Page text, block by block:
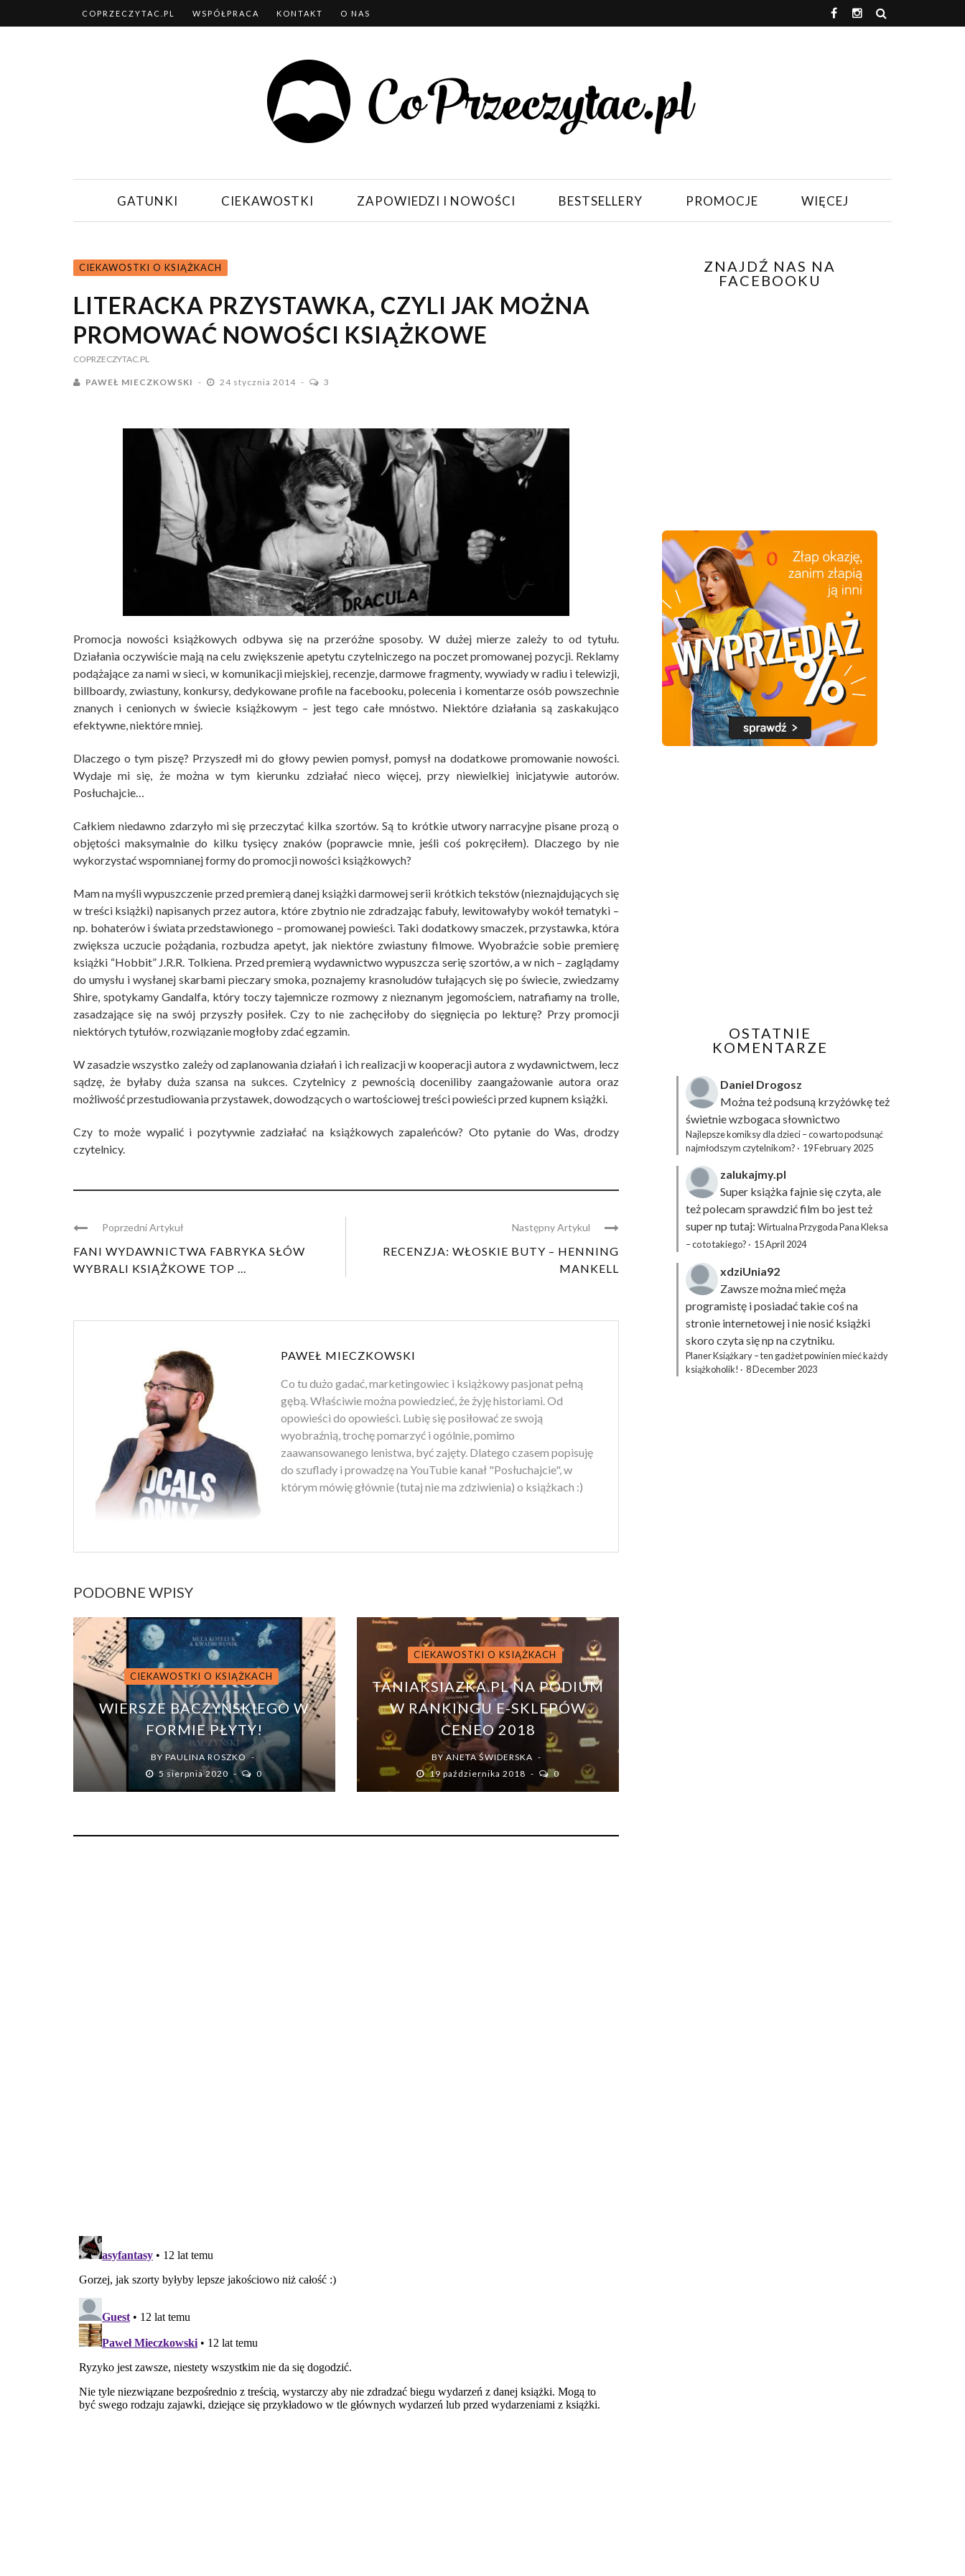
COPRZECZYTAC.PL WSPÓŁPRACA KONTAKT O NAS
GATUNKI CIEKAWOSTKI ZAPOWIEDZI I NOWOŚCI BESTSELLERY PROMOCJE WIĘCEJ
CIEKAWOSTKI O KSIĄŻKACH
LITERACKA PRZYSTAWKA, CZYLI JAK MOŻNA
PROMOWAĆ NOWOŚCI KSIĄŻKOWE
COPRZECZYTAC.PL
PAWEŁ MIECZKOWSKI 24 stycznia 2014 3
Promocja nowości książkowych odbywa się na przeróżne sposoby. W dużej mierze zależy to od tytułu.
Działania oczywiście mają na celu zwiększenie apetytu czytelniczego na poczet promowanej pozycji. Reklamy
podążające za nami w sieci, w komunikacji miejskiej, recenzje, darmowe fragmenty, wywiady w radiu i telewizji,
billboardy, zwiastuny, konkursy, dedykowane profile na facebooku, polecenia i komentarze osób powszechnie
znanych i cenionych w świecie książkowym – jest tego całe mnóstwo. Niektóre działania są zaskakująco
efektywne, niektóre mniej.
Dlaczego o tym piszę? Przyszedł mi do głowy pewien pomysł, pomysł na dodatkowe promowanie nowości.
Wydaje mi się, że można w tym kierunku zdziałać nieco więcej, przy niewielkiej inicjatywie autorów.
Posłuchajcie…
Całkiem niedawno zdarzyło mi się przeczytać kilka szortów. Są to krótkie utwory narracyjne pisane prozą o
objętości maksymalnie do kilku tysięcy znaków (poprawcie mnie, jeśli coś pokręciłem). Dlaczego by nie
wykorzystać wspomnianej formy do promocji nowości książkowych?
Mam na myśli wypuszczenie przed premierą danej książki darmowej serii krótkich tekstów (nieznajdujących się
w treści książki) napisanych przez autora, które zbytnio nie zdradzając fabuły, lewitowałyby wokół tematyki –
np. bohaterów i świata przedstawionego – promowanej powieści. Taki dodatkowy smaczek, przystawka, która
zwiększa uczucie pożądania, rozbudza apetyt, jak niektóre zwiastuny filmowe. Wyobraźcie sobie premierę
książki “Hobbit” J.R.R. Tolkiena. Przed premierą wydawnictwo wypuszcza serię szortów, a w nich – zaglądamy
do umysłu i wysłanej skarbami pieczary smoka, poznajemy krasnoludów tułających się po świecie, zwiedzamy
Shire, spotykamy Gandalfa, który toczy tajemnicze rozmowy z nieznanym jegomościem, natrafiamy na trolle,
zasadzające się na swój przyszły posiłek. Czy to nie zachęciłoby do sięgnięcia po lekturę? Przy promocji
niektórych tytułów, rozwiązanie mogłoby zdać egzamin.
W zasadzie wszystko zależy od zaplanowania działań i ich realizacji w kooperacji autora z wydawnictwem, lecz
sądzę, że byłaby duża szansa na sukces. Czytelnicy z pewnością doceniliby zaangażowanie autora oraz
możliwość przestudiowania przystawek, dowodzących o wartościowej treści powieści przed kupnem książki.
Czy to może wypalić i pozytywnie zadziałać na książkowych zapaleńców? Oto pytanie do Was, drodzy
czytelnicy.
Poprzedni Artykuł
FANI WYDAWNICTWA FABRYKA SŁÓW
WYBRALI KSIĄŻKOWE TOP ...
Następny Artykul
RECENZJA: WŁOSKIE BUTY – HENNING
MANKELL
PAWEŁ MIECZKOWSKI
Co tu dużo gadać, marketingowiec i książkowy pasjonat pełną
gębą. Właściwie można powiedzieć, że żyję historiami. Od
opowieści do opowieści. Lubię się posiłować ze swoją
wyobraźnią, trochę pomarzyć i ogólnie, pomimo
zaawansowanego lenistwa, być zajęty. Dlatego czasem popisuję
do szuflady i prowadzę na YouTubie kanał "Posłuchajcie", w
którym mówię głównie (tutaj nie ma zdziwienia) o książkach :)
PODOBNE WPISY
CIEKAWOSTKI O KSIĄŻKACH
WIERSZE BACZYŃSKIEGO W
FORMIE PŁYTY!
BY PAULINA ROSZKO
5 sierpnia 2020
0
CIEKAWOSTKI O KSIĄŻKACH
TANIAKSIAZKA.PL NA PODIUM
W RANKINGU E-SKLEPÓW
CENEO 2018
BYANETA ŚWIDERSKA
19 października 2018
0
ZNAJDŹ NAS NA
FACEBOOKU
OSTATNIE
KOMENTARZE
Daniel Drogosz
Można też podsuną krzyżówkęteż
świetnie wzbogaca słownictwo
Najlepsze komiksy dla dzieci – co warto podsunąć
najmłodszym czytelnikom? · 19 February 2025
zalukajmy.pl
Super książka fajnie się czyta, ale
też polecam sprawdzić film bo jest też
super np tutaj: Wirtualna Przygoda Pana Kleksa
– co to takiego? · 15 April 2024
xdziUnia92
Zawsze można mieć męża
programistę i posiadać takie coś na
stronie internetowej i nie nosić książki
skoro czyta się np na czytniku.
Planer Książkary – ten gadżet powinien mieć każdy
książkoholik! · 8 December 2023